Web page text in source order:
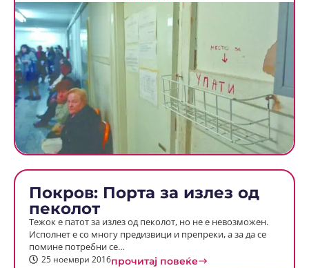
Покров: Порта за излез од
пеколот
Тежок е патот за излез од пеколот, но не е невозможен.
Исполнет е со многу предизвици и препреки, а за да се
помине потребни се…
25 ноември 2016прочитај повеќе